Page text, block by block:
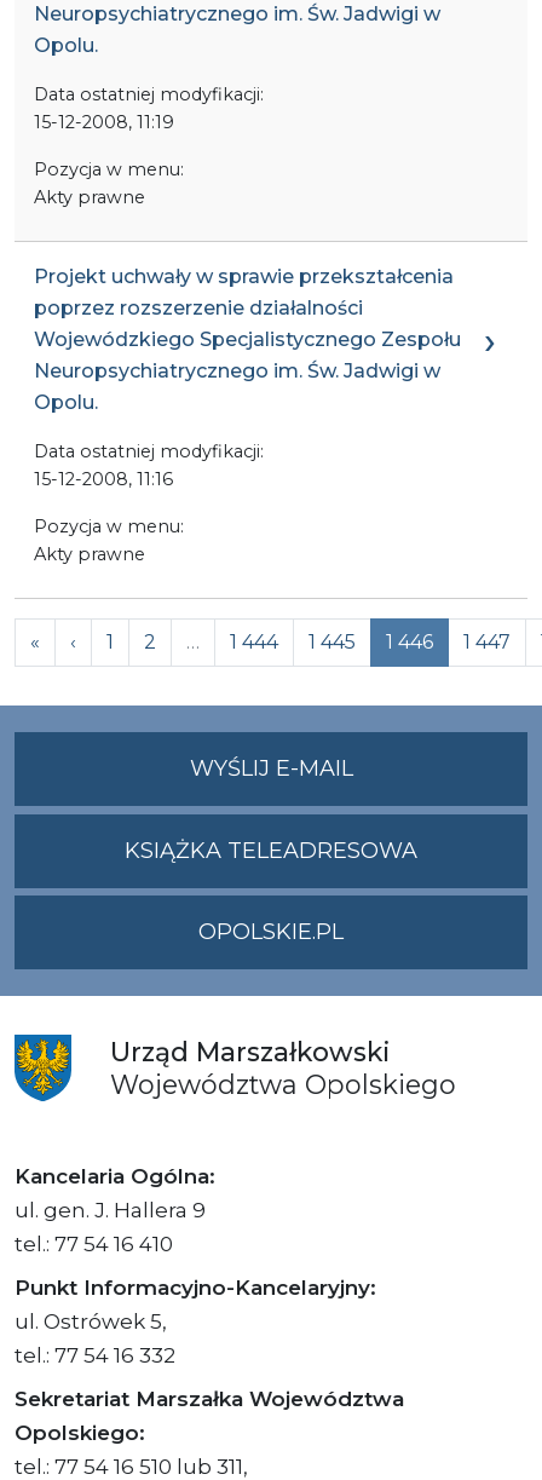
Neuropsychiatrycznego im. Św. Jadwigi w
Opolu.
Data ostatniej modyfikacji:
15-12-2008, 11:19
Pozycja w menu:
Akty prawne
Projekt uchwały w sprawie przekształcenia
poprzez rozszerzenie działalności
Wojewódzkiego Specjalistycznego Zespołu
Neuropsychiatrycznego im. Św. Jadwigi w
Opolu.
Data ostatniej modyfikacji:
15-12-2008, 11:16
Pozycja w menu:
Akty prawne
« Previous
‹ 1 2 … 1 444 1 445 1 446 1 447
WYŚLIJ E-MAILNA
ADRES
KSIĄŻKA TELEADRESOWA
OPOLSKIE.PL
Urząd Marszałkowski
Województwa Opolskiego
Kancelaria Ogólna:
ul. gen. J. Hallera 9
tel.: 77 54 16 410
Punkt Informacyjno-Kancelaryjny:
ul. Ostrówek 5,
tel.: 77 54 16 332
Sekretariat Marszałka Województwa
Opolskiego:
tel.: 77 54 16 510 lub 311,